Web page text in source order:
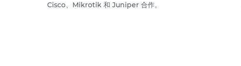
Cisco、Mikrotik 和 Juniper 合作。